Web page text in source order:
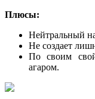
Плюсы:
Нейтральный
Не создает
По своим
агаром.